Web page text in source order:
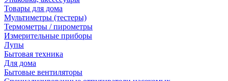
Товары для дома
Мультиметры (тестеры)
Термометры / пирометры
Измерительные приборы
Лупы
Бытовая техника
Для дома
Бытовые вентиляторы